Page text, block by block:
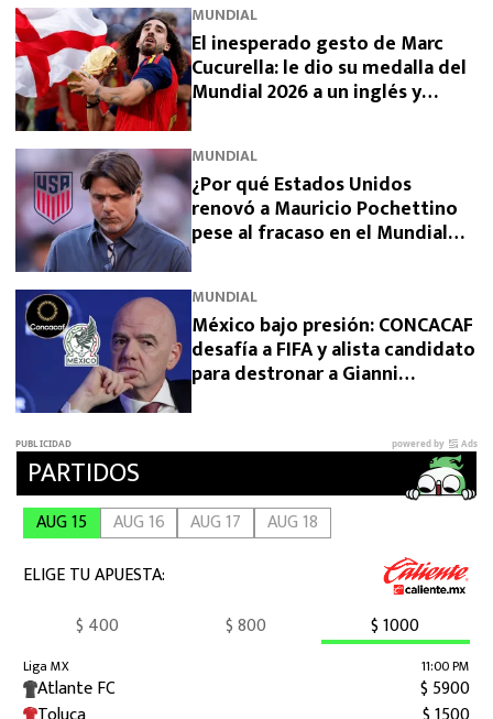
MUNDIAL
El inesperado gesto de Marc
Cucurella: le dio su medalla del
Mundial 2026 a un inglés y
MUNDIAL
¿Por qué Estados Unidos
renovó a Mauricio Pochettino
pese al fracaso en el Mundial
MUNDIAL
México bajo presión: CONCACAF
desafía a FIFA y alista candidato
para destronar a Gianni